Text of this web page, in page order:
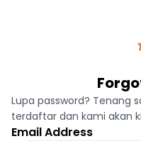
Lupa password? Tenang
terdaftar dan kami akan
Email Address